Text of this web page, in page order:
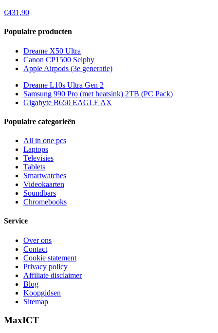
€431,90
Populaire producten
Dreame X50 Ultra
Canon CP1500 Selphy
Apple Airpods (3e generatie)
Dreame L10s Ultra Gen 2
Samsung 990 Pro (met heatsink) 2TB (PC Pack)
Gigabyte B650 EAGLE AX
Populaire categorieën
All in one pcs
Laptops
Televisies
Tablets
Smartwatches
Videokaarten
Soundbars
Chromebooks
Service
Over ons
Contact
Cookie statement
Privacy policy
Affiliate disclaimer
Blog
Koopgidsen
Sitemap
MaxICT